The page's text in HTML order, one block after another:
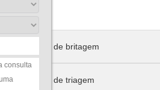
Equipamento de britagem
Equipamento de triagem